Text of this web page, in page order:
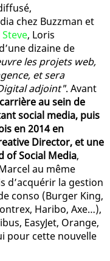
chez Buzzman et
Steve, Loris
dizaine de
les projets web,
et sera
adjoint". Avant
au sein de
social media, puis
en 2014 en
Director, et une
of Social Media,
au même
d’acquérir la gestion
conso (Burger King,
Haribo, Axe…),
EasyJet, Orange,
pour cette nouvelle